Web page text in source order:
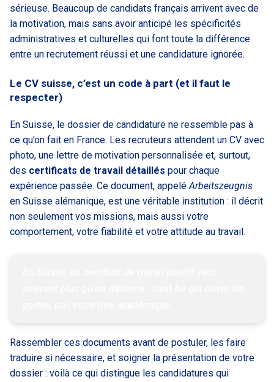
sérieuse. Beaucoup de candidats français arrivent avec de
la motivation, mais sans avoir anticipé les spécificités
administratives et culturelles qui font toute la différence
entre un recrutement réussi et une candidature ignorée.
Le CV suisse, c’est un code à part (et il faut le
respecter)
En Suisse, le dossier de candidature ne ressemble pas à
ce qu’on fait en France. Les recruteurs attendent un CV avec
photo, une lettre de motivation personnalisée et, surtout,
des certificats de travail détaillés pour chaque
expérience passée. Ce document, appeléArbeitszeugnis
en Suisse alémanique, est une véritable institution : il décrit
non seulement vos missions, mais aussi votre
comportement, votre fiabilité et votre attitude au travail.
Rassembler ces documents avant de postuler, les faire
traduire si nécessaire, et soigner la présentation de votre
dossier : voilà ce qui distingue les candidatures qui